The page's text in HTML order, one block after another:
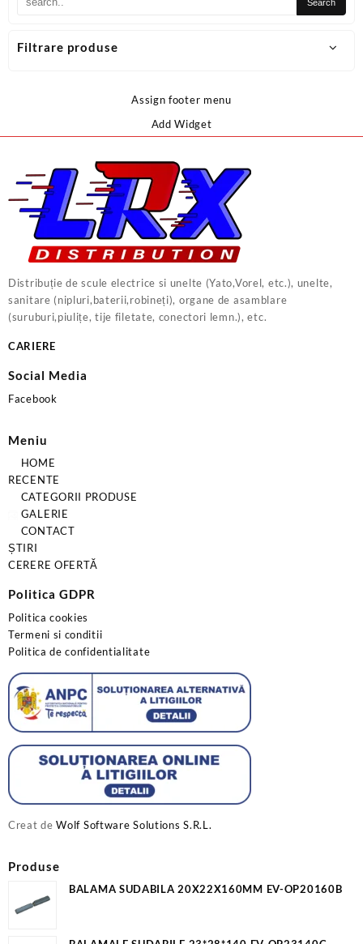
Filtrare produse
Assign footer menu
Add Widget
Distribuție de scule electrice si unelte (Yato,Vorel, etc.), unelte,
sanitare (nipluri,baterii,robineți), organe de asamblare
(suruburi,piulițe, tije filetate, conectori lemn.), etc.
CARIERE
Social Media
Facebook
Meniu
HOME
RECENTE
CATEGORII PRODUSE
GALERIE
CONTACT
ȘTIRI
CERERE OFERTĂ
Politica GDPR
Politica cookies
Termeni si conditii
Politica de confidentialitate
Creat deWolf Software Solutions S.R.L.
Produse
BALAMA SUDABILA 20X22X160MM EV-OP20160B